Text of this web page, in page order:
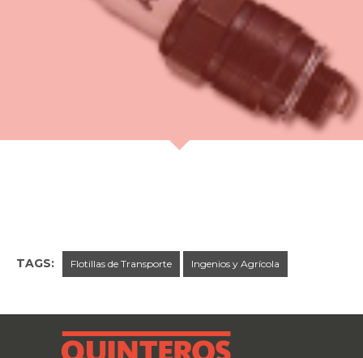
TAGS: Flotillas de Transporte Ingenios y Agrícola